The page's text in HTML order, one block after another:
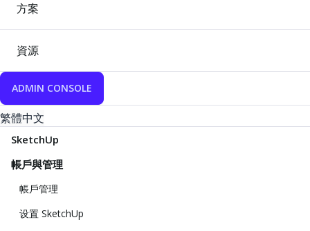
方案
資源
ADMIN CONSOLE
繁體中文
SketchUp
帳戶與管理
帳戶管理
设置 SketchUp